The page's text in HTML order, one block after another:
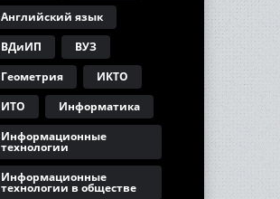
Английский язык
ВДиИП
ВУЗ
Геометрия
ИКТО
ИТО
Информатика
Информационные
технологии
Информационные
технологии в обществе